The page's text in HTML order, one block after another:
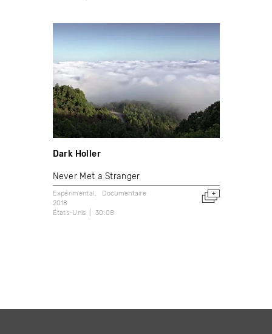
Dark Holler
Never Met a Stranger
Expérimental
Documentaire
2018
États-Unis
30:08